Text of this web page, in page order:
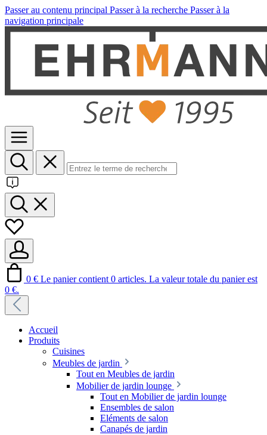
Passer au contenu principal Passer à la recherche Passer à la
navigation principale
0 € Le panier contient 0 articles. La valeur totale du panier est
0 €.
Accueil
Produits
Cuisines
Meubles de jardin
Tout en Meubles de jardin
Mobilier de jardin lounge
Tout en Mobilier de jardin lounge
Ensembles de salon
Eléments de salon
Canapés de jardin